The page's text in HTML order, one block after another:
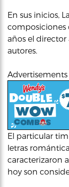
En sus inicios,
composiciones
años el
autores.
Advertisements
El particular
letras
caracterizaron
hoy son